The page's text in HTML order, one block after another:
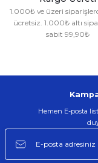
1.000₺ ve üzeri
ücretsiz. 1.000₺ altı
sabit 99,90₺
Hemen E-posta